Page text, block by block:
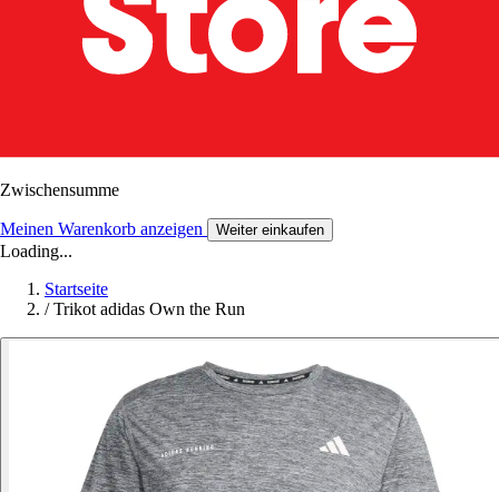
Zwischensumme
Meinen Warenkorb anzeigen Weiter einkaufen
Loading...
Startseite
/ Trikot adidas Own the Run